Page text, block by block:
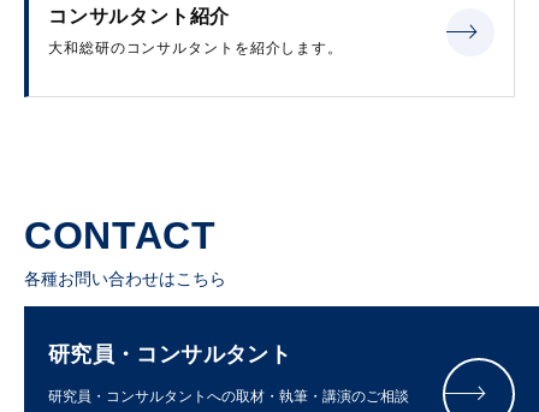
コンサルタント紹介
大和総研のコンサルタントを紹介します。
CONTACT
各種お問い合わせはこちら
研究員・コンサルタント
研究員・コンサルタントへの取材・執筆・講演のご相談